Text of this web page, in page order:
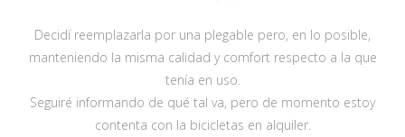
Decidí reemplazarla por una plegable pero, en lo posible,
manteniendo la misma calidad y comfort respecto a la que
tenía en uso.
Seguiré informando de qué tal va, pero de momento estoy
contenta con la bicicletas en alquiler.